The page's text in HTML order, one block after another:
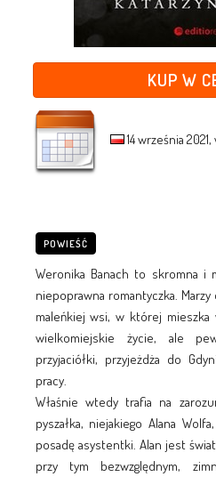
KUP W
14 września
POWIEŚĆ
Weronika Banach to skromna i
niepoprawna romantyczka.
maleńkiej wsi, w której
wielkomiejskie życie, ale
przyjaciółki, przyjeżdża do
pracy.
Właśnie wtedy trafia na
pyszałka, niejakiego Alana
posadę asystentki. Alan jest
przy tym bezwzględnym,